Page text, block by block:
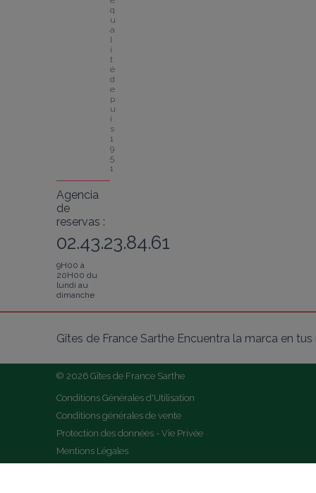
q
u
a
l
i
t
é
d
e
p
u
i
s
1
9
5
1
Agencia
de
reservas :
02.43.23.84.61
9H00 à
20H00 du
lundi au
dimanche
Gîtes de France Sarthe Encuentra la marca en
© 2026 Gîtes de France Sarthe
Conditions Générales d'Utilisation
Conditions générales de vente
Protection des données - Vie Privée
Mentions Légales